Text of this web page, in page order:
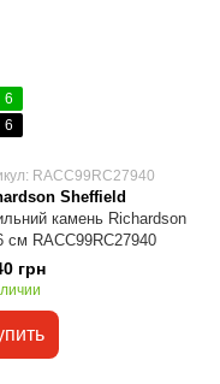
6
6
RACC99RC27940
Sheffield
камень Richardson
см RACC99RC27940
грн